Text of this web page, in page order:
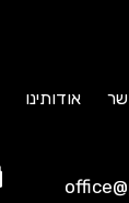
אודותינו